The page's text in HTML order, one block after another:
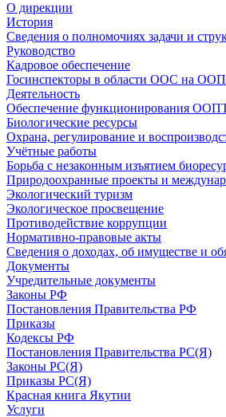
О дирекции
История
Сведения о полномочиях задачи и
Руководство
Кадровое обеспечение
Госинспекторы в области ООС на
Деятельность
Обеспечение функционирования ООПТ
Биологические ресурсы
Охрана, регулирование и
Учётные работы
Борьба с незаконным изъятием
Природоохранные проекты и
Экологический туризм
Экологическое просвещение
Противодействие коррупции
Нормативно-правовые акты
Сведения о доходах, об имуществе и
Документы
Учредительные документы
Законы РФ
Постановления Правительства РФ
Приказы
Кодексы РФ
Постановления Правительства РС(Я)
Законы РС(Я)
Приказы РС(Я)
Красная книга Якутии
Услуги